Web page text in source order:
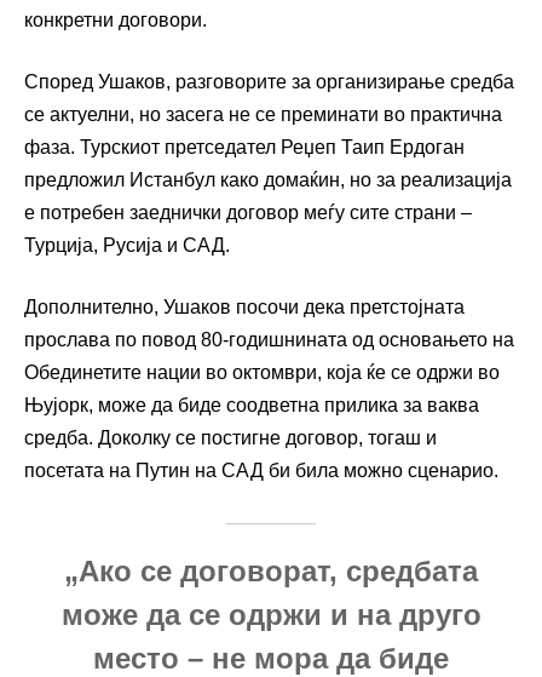
конкретни договори.
Според Ушаков, разговорите за организирање средба
се актуелни, но засега не се преминати во практична
фаза. Турскиот претседател Реџеп Таип Ердоган
предложил Истанбул како домаќин, но за реализација
е потребен заеднички договор меѓу сите страни –
Турција, Русија и САД.
Дополнително, Ушаков посочи дека претстојната
прослава по повод 80-годишнината од основањето на
Обединетите нации во октомври, која ќе се одржи во
Њујорк, може да биде соодветна прилика за ваква
средба. Доколку се постигне договор, тогаш и
посетата на Путин на САД би била можно сценарио.
„Ако се договорат, средбата
може да се одржи и на друго
место – не мора да биде